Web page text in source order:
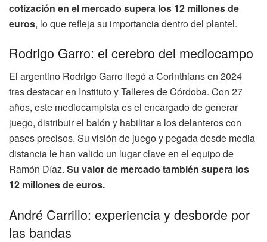
cotización en el mercado supera los 12 millones de
euros, lo que refleja su importancia dentro del plantel.
Rodrigo Garro: el cerebro del mediocampo
El argentino Rodrigo Garro llegó a Corinthians en 2024
tras destacar en Instituto y Talleres de Córdoba. Con 27
años, este mediocampista es el encargado de generar
juego, distribuir el balón y habilitar a los delanteros con
pases precisos. Su visión de juego y pegada desde media
distancia le han valido un lugar clave en el equipo de
Ramón Díaz. Su valor de mercado también supera los
12 millones de euros.
André Carrillo: experiencia y desborde por
las bandas